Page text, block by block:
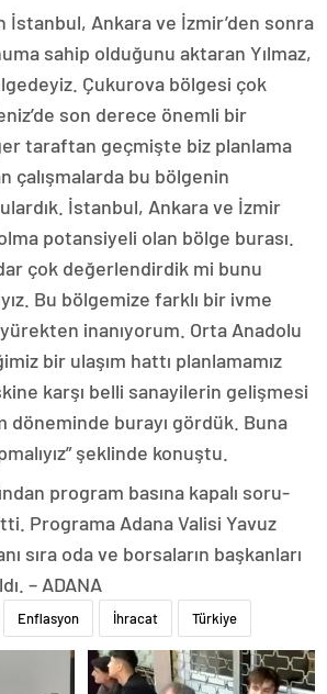
İstanbul, Ankara ve İzmir’den sonra
sahip olduğunu aktaran Yılmaz,
Çukurova bölgesi çok
son derece önemli bir
taraftan geçmişte biz planlama
çalışmalarda bu bölgenin
İstanbul, Ankara ve İzmir
potansiyeli olan bölge burası.
çok değerlendirdik mi bunu
Bu bölgemize farklı bir ivme
yürekten inanıyorum. Orta Anadolu
bir ulaşım hattı planlamamız
karşı belli sanayilerin gelişmesi
döneminde burayı gördük. Buna
şeklinde konuştu.
program basına kapalı soru-
Programa Adana Valisi Yavuz
sıra oda ve borsaların başkanları
– ADANA
Enflasyon İhracat Türkiye